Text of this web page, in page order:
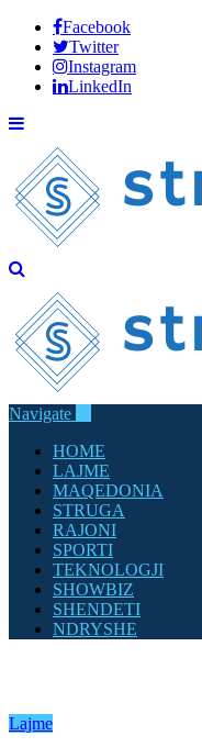
Facebook
Twitter
Instagram
LinkedIn
Navigate
HOME
LAJME
MAQEDONIA
STRUGA
RAJONI
SPORTI
TEKNOLOGJI
SHOWBIZ
SHENDETI
NDRYSHE
Lajme